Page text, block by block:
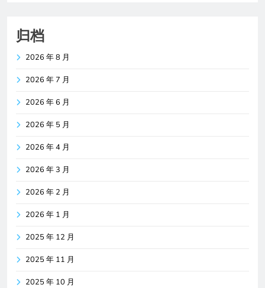
归档
2026 年 8 月
2026 年 7 月
2026 年 6 月
2026 年 5 月
2026 年 4 月
2026 年 3 月
2026 年 2 月
2026 年 1 月
2025 年 12 月
2025 年 11 月
2025 年 10 月